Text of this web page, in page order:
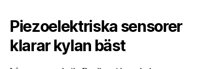
Piezoelektriska sensorer
klarar kylan bäst